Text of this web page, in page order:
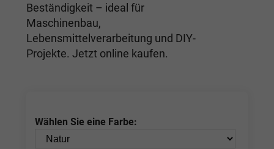
Beständigkeit – ideal für
Maschinenbau,
Lebensmittelverarbeitung und DIY-
Projekte. Jetzt online kaufen.
Wählen Sie eine Farbe: